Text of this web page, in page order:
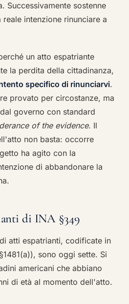
Successivamente sostenne
intenzione rinunciare a
un atto espatriante
la perdita della cittadinanza,
specifico di rinunciarvi.
provato per circostanze, ma
governo con standard
of the evidence. Il
non basta: occorre
ha agito con la
di abbandonare la
di INA §349
atti espatrianti, codificate in
sono oggi sette. Si
americani che abbiano
di età al momento dell'atto.